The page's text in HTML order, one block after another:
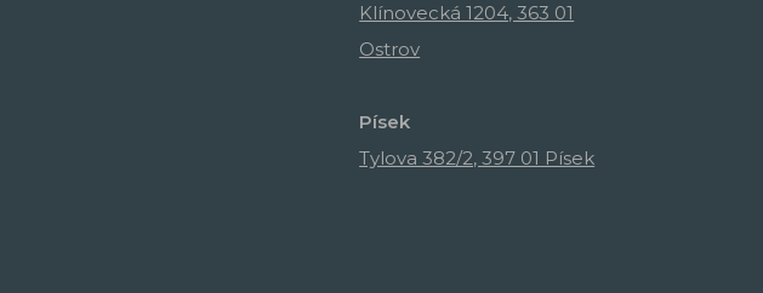
Klínovecká 1204, 363 01
Ostrov
Písek
Tylova 382/2, 397 01 Písek